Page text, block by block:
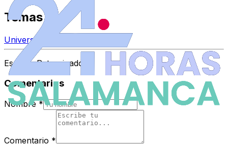
Temas
Universidad de Salamanca
Espacio Patrocinado
Comentarios
Nombre *
Comentario *